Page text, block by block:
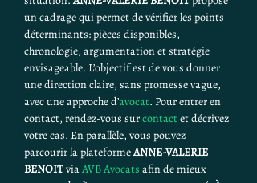
un cadrage qui permet de vérifier les points
déterminants: pièces disponibles,
chronologie, argumentation et stratégie
envisageable. L’objectif est de vous donner
une direction claire, sans promesse vague,
avec une approche d’avocat. Pour entrer en
contact, rendez-vous sur contact et décrivez
votre cas. En parallèle, vous pouvez
parcourir la plateforme ANNE-VALERIE
BENOIT via AVB Avocats afin de mieux